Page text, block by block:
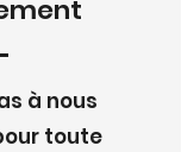
à nous
toute